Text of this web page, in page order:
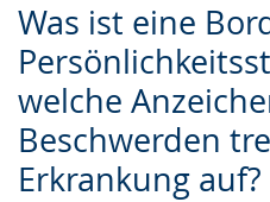
Was ist eine
welche
Beschwerden
Erkrankung auf?
Leichten
Sprache
wechseln.
Audio-
Unterstützung.
Video
in
Deutscher
Gebärdensprache
wird